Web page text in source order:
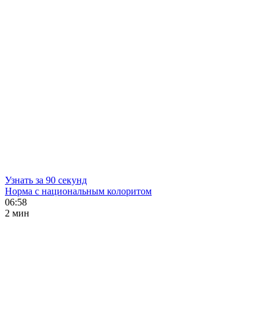
Узнать за 90 секунд
Норма с национальным колоритом
06:58
2 мин